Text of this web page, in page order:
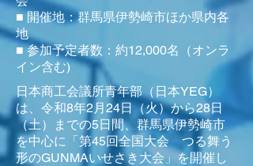
■ 開催地：群馬県伊勢崎市ほか県内各
地
■ 参加予定者数：約12,000名（オンラ
イン含む)
日本商工会議所青年部（日本YEG）
は、令和8年2月24日（火）から28日
（土）までの5日間、群馬県伊勢崎市
を中心に「第45回全国大会 つる舞う
形のGUNMAいせさき大会」を開催し